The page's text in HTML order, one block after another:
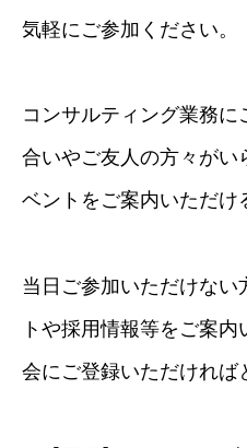
気軽にご参加ください。
コンサルティング業務に
合いやご友人の方々がい
ベントをご案内いただけ
当日ご参加いただけな
トや採用情報等をご案
会にご登録いただければ